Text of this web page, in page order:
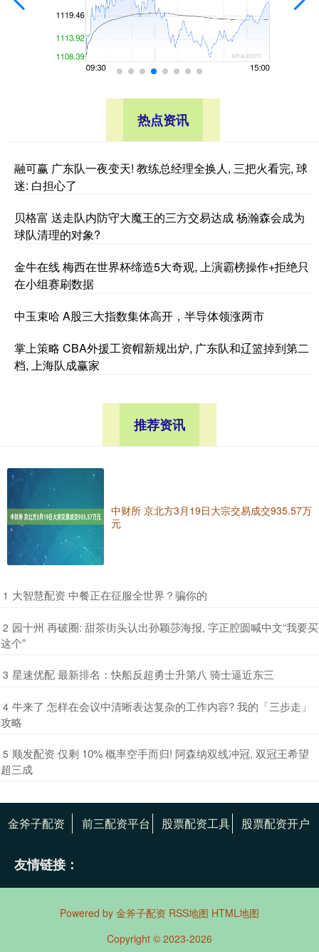
热点资讯
融可赢 广东队一夜变天! 教练总经理全换人, 三把火看完, 球
迷: 白担心了
贝格富 送走队内防守大魔王的三方交易达成 杨瀚森会成为
球队清理的对象?
金牛在线 梅西在世界杯缔造5大奇观, 上演霸榜操作+拒绝只
在小组赛刷数据
中玉束哈 A股三大指数集体高开，半导体领涨两市
掌上策略 CBA外援工资帽新规出炉, 广东队和辽篮掉到第二
档, 上海队成赢家
推荐资讯
中财所 京北方3月19日大宗交易成交935.57万
元
1 ​大智慧配资 中餐正在征服全世界？骗你的
2 ​园十州 再破圈: 甜茶街头认出孙颖莎海报, 字正腔圆喊中文“我要买
这个”
3 ​星速优配 最新排名：快船反超勇士升第八 骑士逼近东三
4 ​牛来了 怎样在会议中清晰表达复杂的工作内容? 我的「三步走」
攻略
5 ​顺发配资 仅剩 10% 概率空手而归! 阿森纳双线冲冠, 双冠王希望
超三成
金斧子配资 前三配资平台 股票配资工具 股票配资开户
友情链接：
Powered by 金斧子配资 RSS地图 HTML地图
Copyright © 2023-2026